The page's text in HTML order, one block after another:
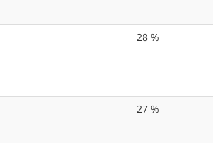
28 %
27 %